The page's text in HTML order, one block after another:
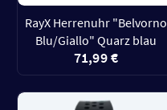
RayX Herrenuhr "Belvorno
Blu/Giallo" Quarz blau
71,99 €